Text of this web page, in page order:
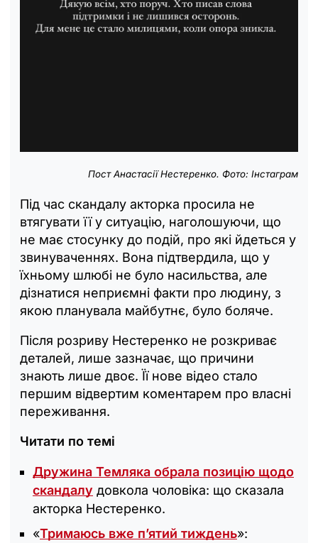
ПостАнастасії Нестеренко. Фото: Інстаграм
Під час скандалу акторка просила не
втягувати її у ситуацію, наголошуючи, що
не має стосунку до подій, про які йдеться у
звинуваченнях. Вона підтвердила, що у
їхньому шлюбі не було насильства, але
дізнатися неприємні факти про людину, з
якою планувала майбутнє, було боляче.
Після розриву Нестеренко не розкриває
деталей, лише зазначає, що причини
знають лише двоє. Її нове відео стало
першим відвертим коментарем про власні
переживання.
Читати по темі
Дружина Темляка обрала позицію щодо
скандалу довкола чоловіка: що сказала
акторка Нестеренко.
«Тримаюсь вже п’ятий тиждень»: